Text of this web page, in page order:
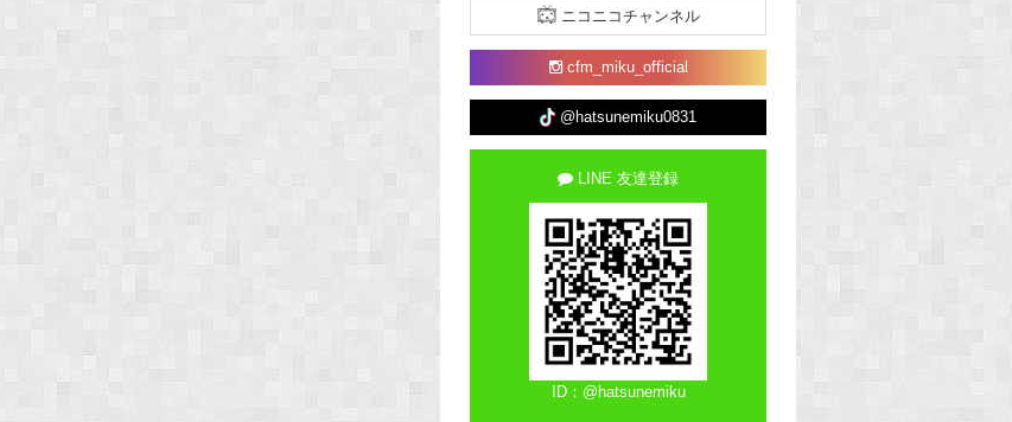
ニコニコチャンネル
cfm_miku_official
@hatsunemiku0831
LINE 友達登録
ID：@hatsunemiku